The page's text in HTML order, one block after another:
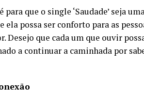
para que o single ‘Saudade’ seja
ela possa ser conforto para as
Desejo que cada um que ouvir
a continuar a caminhada por